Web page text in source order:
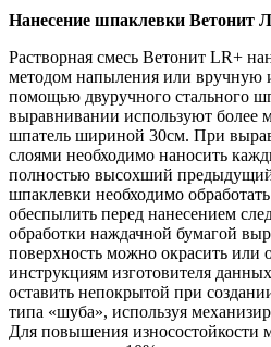
Нанесение шпаклевки Ветонит
Растворная смесь Ветонит LR+
методом напыления или вручную
помощью двуручного стального
выравнивании используют более
шпатель шириной 30см. При
слоями необходимо наносить
полностью высохший
шпаклевки необходимо
обеспылить перед нанесением
обработки наждачной бумагой
поверхность можно окрасить или
инструкциям изготовителя
оставить непокрытой при
типа «шуба», используя
Для повышения износостойкости